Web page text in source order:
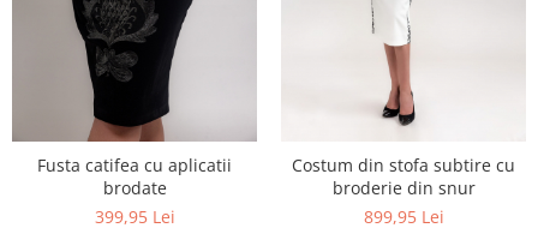
Fusta catifea cu aplicatii
brodate
399,95 Lei
Costum din stofa subtire cu
broderie din snur
899,95 Lei